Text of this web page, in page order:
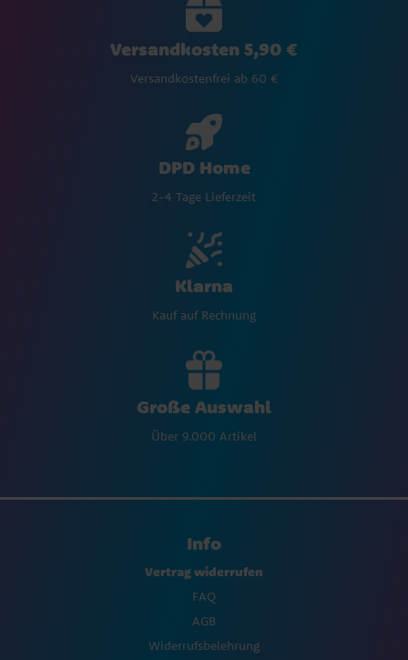
Versandkosten 5,90 €
Versandkostenfrei ab 60 €
DPD Home
2-4 Tage Lieferzeit
Klarna
Kauf auf Rechnung
Große Auswahl
Über 9.000 Artikel
Info
Vertrag widerrufen
FAQ
AGB
Widerrufsbelehrung